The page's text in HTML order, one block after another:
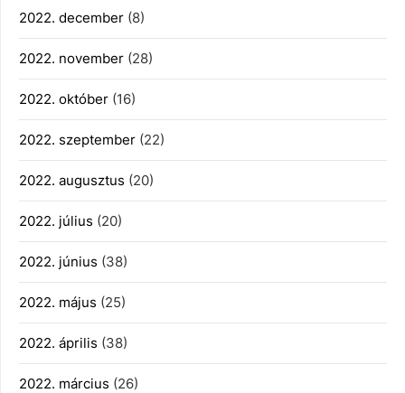
2022. december (8)
2022. november (28)
2022. október (16)
2022. szeptember (22)
2022. augusztus (20)
2022. július (20)
2022. június (38)
2022. május (25)
2022. április (38)
2022. március (26)